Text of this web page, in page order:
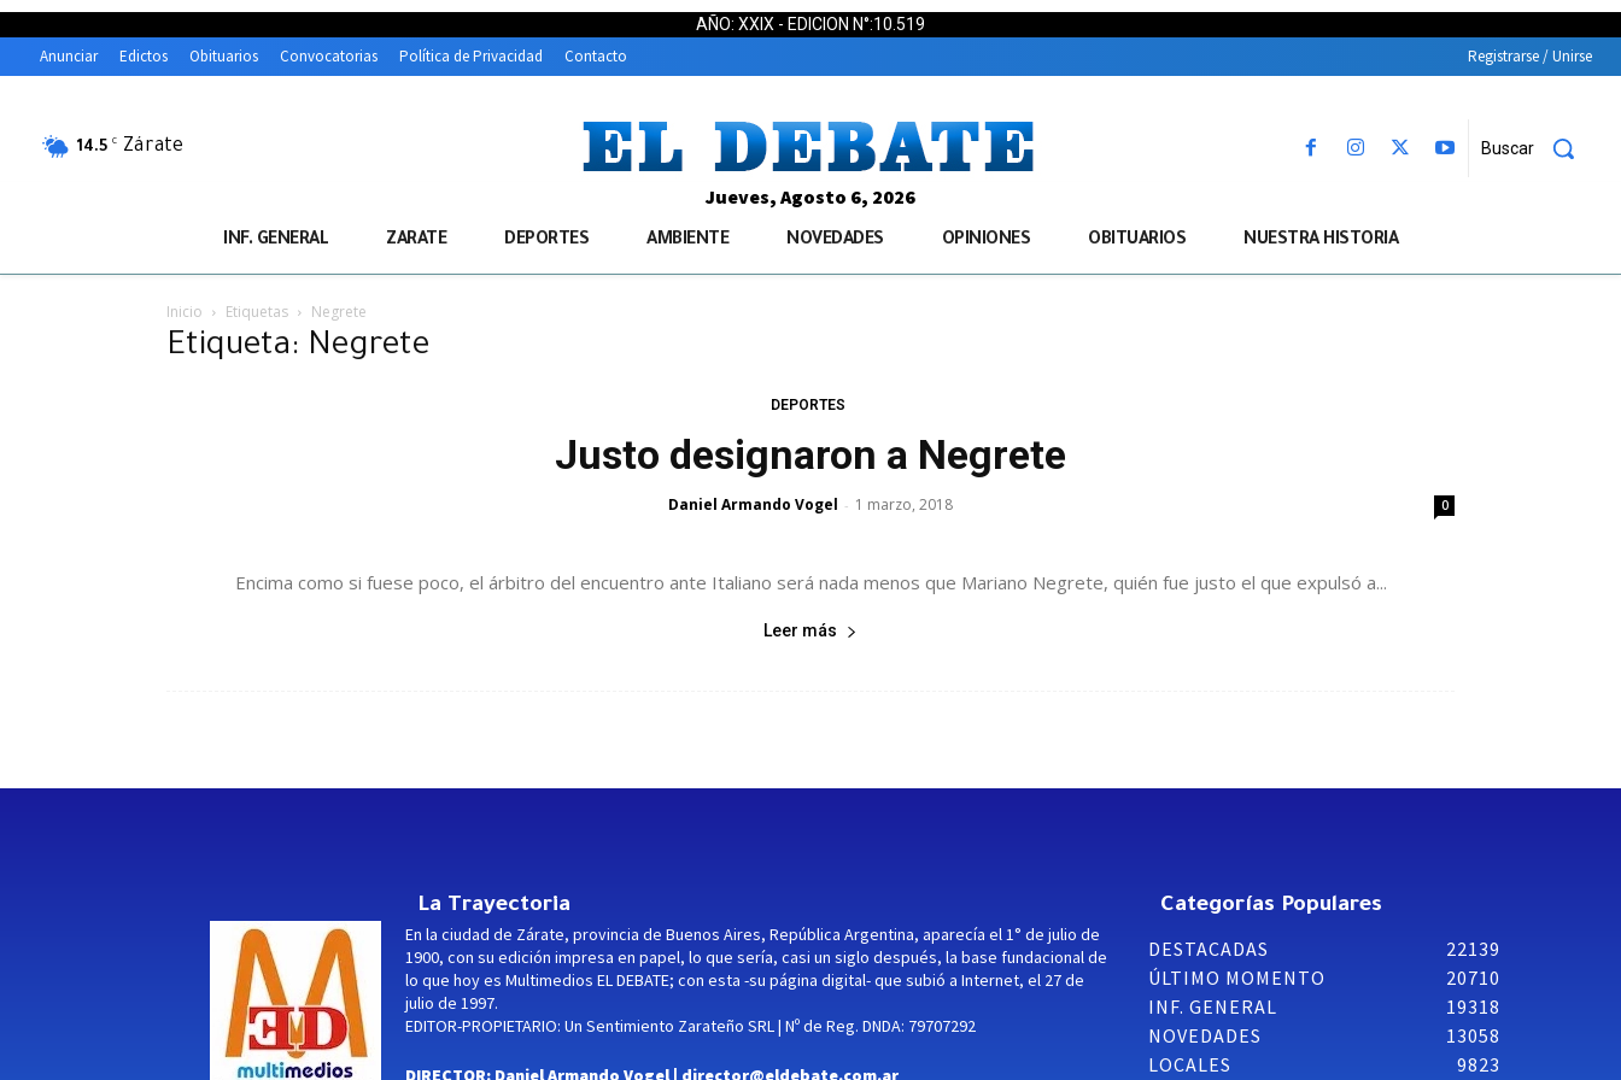
AÑO: XXIX - EDICION N°:10.519
Anunciar Edictos Obituarios Convocatorias Política de Privacidad Contacto Registrarse / Unirse
14.5 C Zárate Buscar
Jueves, Agosto 6, 2026
INF. GENERAL ZARATE DEPORTES AMBIENTE NOVEDADES OPINIONES OBITUARIOS NUESTRA HISTORIA
Inicio Etiquetas Negrete
Etiqueta: Negrete
DEPORTES
Justo designaron a Negrete
Daniel Armando Vogel - 1 marzo, 2018 0
Encima como si fuese poco, el árbitro del encuentro ante Italiano será nada menos que Mariano Negrete, quién fue justo el que expulsó a...
Leer más
La Trayectoria
En la ciudad de Zárate, provincia de Buenos Aires, República Argentina, aparecía el 1° de julio de
1900, con su edición impresa en papel, lo que sería, casi un siglo después, la base fundacional de
lo que hoy es Multimedios EL DEBATE; con esta -su página digital- que subió a Internet, el 27 de
julio de 1997.
EDITOR-PROPIETARIO: Un Sentimiento Zarateño SRL | Nº de Reg. DNDA: 79707292
DIRECTOR: Daniel Armando Vogel | director@eldebate.com.ar
Categorías Populares
DESTACADAS
22139
ÚLTIMO MOMENTO
20710
INF. GENERAL
19318
NOVEDADES
13058
LOCALES
9823